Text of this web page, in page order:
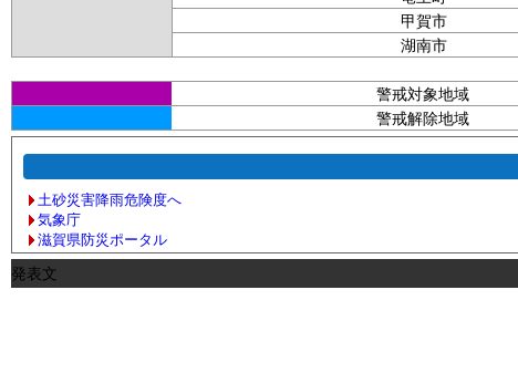
甲賀市
湖南市
警戒対象地域
警戒解除地域
土砂災害降雨危険度へ
気象庁
滋賀県防災ポータル
発表文